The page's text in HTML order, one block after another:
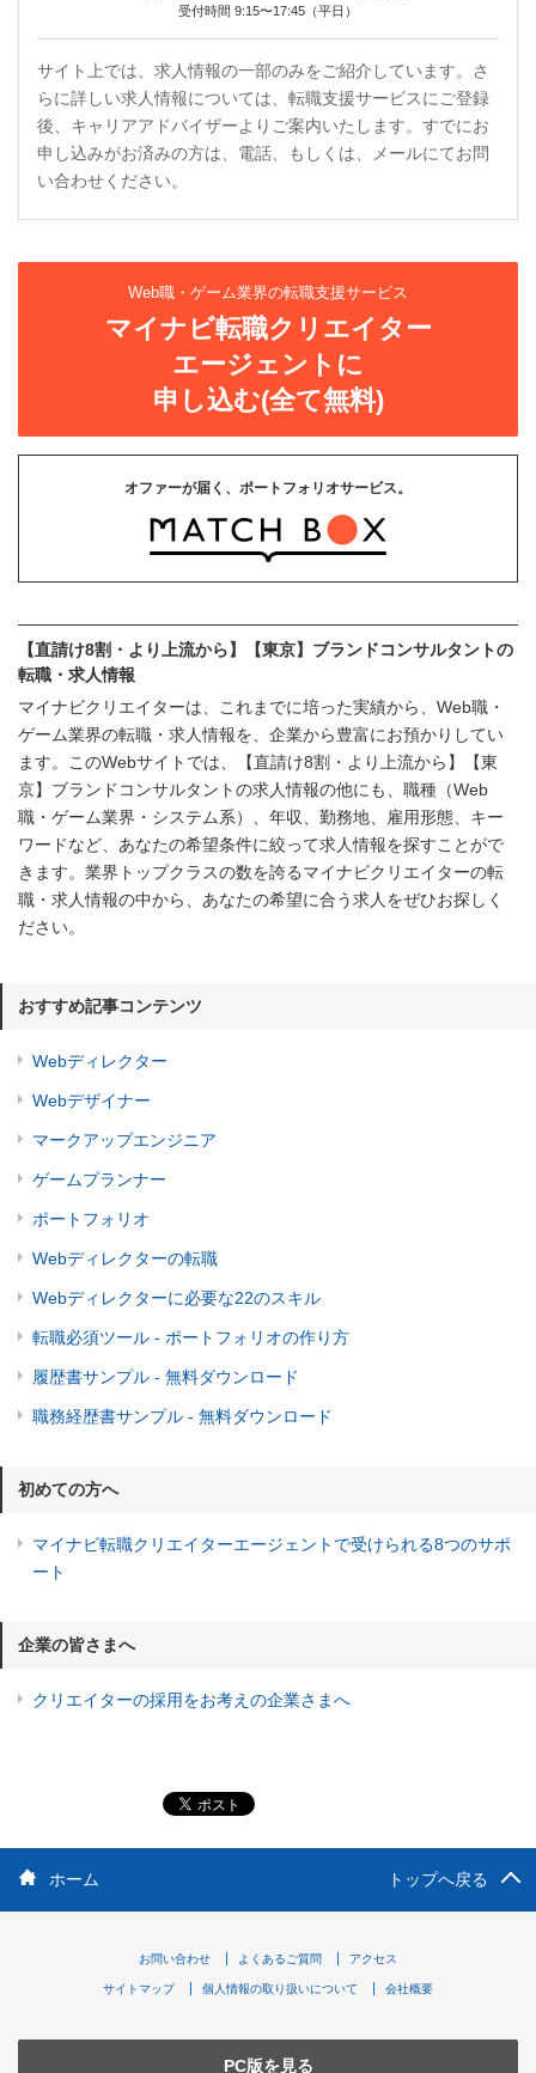
受付時間 9:15〜17:45（平日）
サイト上では、求人情報の一部のみをご紹介しています。さ
らに詳しい求人情報については、転職支援サービスにご登録
後、キャリアアドバイザーよりご案内いたします。すでにお
申し込みがお済みの方は、電話、もしくは、メールにてお問
い合わせください。
Web職・ゲーム業界の転職支援サービス
マイナビ転職クリエイター
エージェントに
申し込む(全て無料)
オファーが届く、ポートフォリオサービス。
【直請け8割・より上流から】【東京】ブランドコンサルタントの
転職・求人情報
マイナビクリエイターは、これまでに培った実績から、Web職・
ゲーム業界の転職・求人情報を、企業から豊富にお預かりしてい
ます。このWebサイトでは、【直請け8割・より上流から】【東
京】ブランドコンサルタントの求人情報の他にも、職種（Web
職・ゲーム業界・システム系）、年収、勤務地、雇用形態、キー
ワードなど、あなたの希望条件に絞って求人情報を探すことがで
きます。業界トップクラスの数を誇るマイナビクリエイターの転
職・求人情報の中から、あなたの希望に合う求人をぜひお探しく
ださい。
おすすめ記事コンテンツ
Webディレクター
Webデザイナー
マークアップエンジニア
ゲームプランナー
ポートフォリオ
Webディレクターの転職
Webディレクターに必要な22のスキル
転職必須ツール - ポートフォリオの作り方
履歴書サンプル - 無料ダウンロード
職務経歴書サンプル - 無料ダウンロード
初めての方へ
マイナビ転職クリエイターエージェントで受けられる8つのサポ
ート
企業の皆さまへ
クリエイターの採用をお考えの企業さまへ
ホーム トップへ戻る
お問い合わせ よくあるご質問 アクセス
サイトマップ 個人情報の取り扱いについて 会社概要
PC版を見る